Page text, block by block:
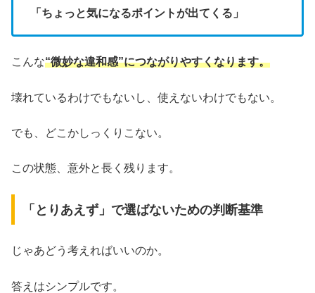
「ちょっと気になるポイントが出てくる」
こんな“微妙な違和感”につながりやすくなります。
壊れているわけでもないし、使えないわけでもない。
でも、どこかしっくりこない。
この状態、意外と長く残ります。
「とりあえず」で選ばないための判断基準
じゃあどう考えればいいのか。
答えはシンプルです。